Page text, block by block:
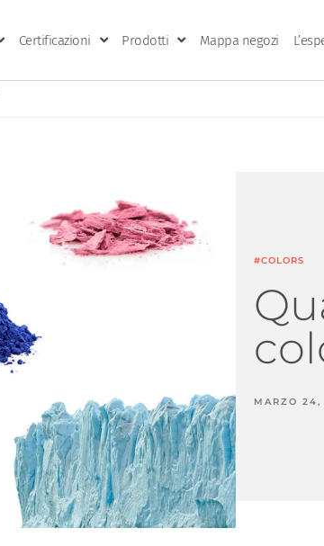
Certificazioni Prodotti Mappa negozi
#COLORS
MARZO